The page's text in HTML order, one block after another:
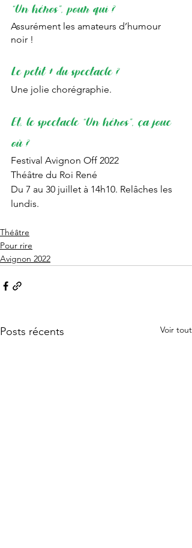
“Un héros”, pour qui ?
Assurément les amateurs d’humour
noir !
Le petit + du spectacle ?
Une jolie chorégraphie.
Et, le spectacle “Un héros”, ça joue
où ?
Festival Avignon Off 2022
Théâtre du Roi René
Du 7 au 30 juillet à 14h10. Relâches les
lundis.
Théâtre
Pour rire
Avignon 2022
Posts récents Voir tout